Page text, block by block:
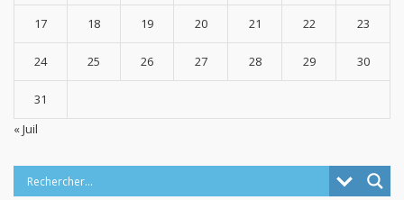
17 18 19 20 21 22 23
24 25 26 27 28 29 30
31
« Juil